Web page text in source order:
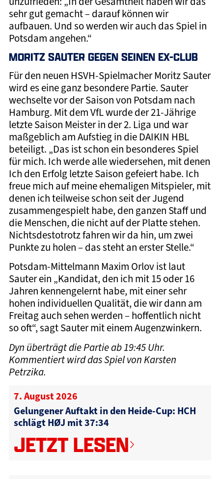
sehr gut gemacht – darauf können wir
aufbauen. Und so werden wir auch das Spiel in
Potsdam angehen.“
MORITZ SAUTER GEGEN SEINEN EX-CLUB
Für den neuen HSVH-Spielmacher Moritz Sauter
wird es eine ganz besondere Partie. Sauter
wechselte vor der Saison von Potsdam nach
Hamburg. Mit dem VfL wurde der 21-Jährige
letzte Saison Meister in der 2. Liga und war
maßgeblich am Aufstieg in die DAIKIN HBL
beteiligt. „Das ist schon ein besonderes Spiel
für mich. Ich werde alle wiedersehen, mit denen
Ich den Erfolg letzte Saison gefeiert habe. Ich
freue mich auf meine ehemaligen Mitspieler, mit
denen ich teilweise schon seit der Jugend
zusammengespielt habe, den ganzen Staff und
die Menschen, die nicht auf der Platte stehen.
Nichtsdestotrotz fahren wir da hin, um zwei
Punkte zu holen – das steht an erster Stelle.“
Potsdam-Mittelmann Maxim Orlov ist laut
Sauter ein „Kandidat, den ich mit 15 oder 16
Jahren kennengelernt habe, mit einer sehr
hohen individuellen Qualität, die wir dann am
Freitag auch sehen werden – hoffentlich nicht
so oft“, sagt Sauter mit einem Augenzwinkern.
Dyn überträgt die Partie ab 19:45 Uhr.
Kommentiert wird das Spiel von Karsten
Petrzika.
7. August 2026
Gelungener Auftakt in den Heide-Cup: HCH
schlägt HØJ mit 37:34
JETZT LESEN